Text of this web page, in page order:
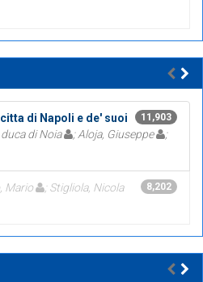
11,903
di Napoli e de' suoi
di Noia ; Aloja, Giuseppe
;
8,202
Mario
; Stigliola, Nicola